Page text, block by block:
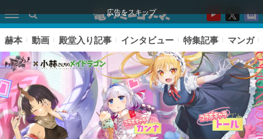
広告をスキップ
赫本 動画 殿堂入り記事 インタビュー 特集記事 マンガ